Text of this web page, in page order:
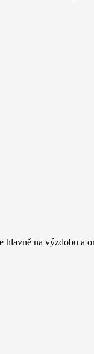
hlavně na výzdobu a